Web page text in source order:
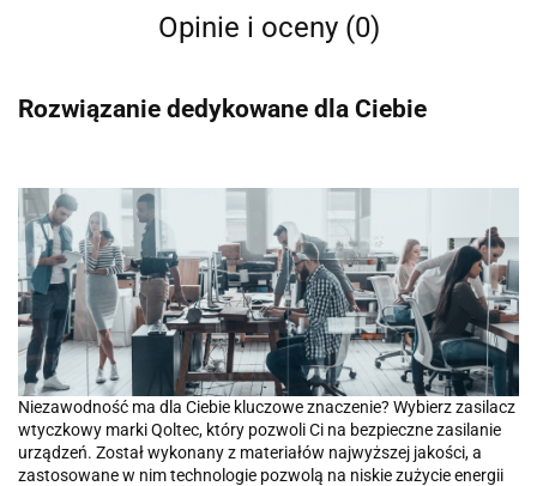
Opinie i oceny (0)
Rozwiązanie dedykowane dla Ciebie
Niezawodność ma dla Ciebie kluczowe znaczenie? Wybierz zasilacz
wtyczkowy marki Qoltec, który pozwoli Ci na bezpieczne zasilanie
urządzeń. Został wykonany z materiałów najwyższej jakości, a
zastosowane w nim technologie pozwolą na niskie zużycie energii